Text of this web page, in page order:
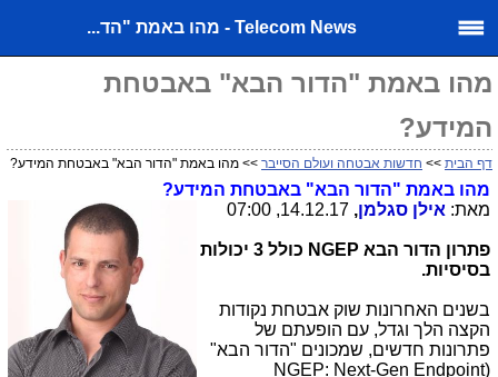
Telecom News - מהו באמת "הד...
מהו באמת "הדור הבא" באבטחת
המידע?
דף הבית >> חדשות אבטחה ועולם הסייבר >> מהו באמת "הדור הבא" באבטחת המידע?
מהו באמת "הדור הבא" באבטחת המידע?
מאת: אילן סגלמן,
פתרון הדור הבא NGEP כולל 3 יכולות
בסיסיות.
בשנים האחרונות שוק אבטחת נקודות
הקצה הלך וגדל, עם הופעתם של
פתרונות חדשים, שמכונים "הדור הבא"
(
NGEP: Next-Gen Endpoint